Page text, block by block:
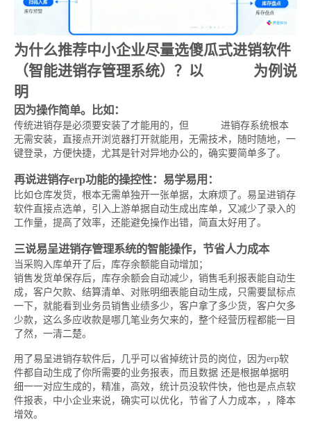
为什么推荐中小企业尽量选傻瓜式进销软件
（智能进销存管理系统）？以
为例说
明
因为操作简单。比如：
传统进销存是必须要安装了才能用的，但
进销存系统根本
无需安装，直接点开浏览器打开就能用，无需技术，随时随地，一
键登录，方便快捷，尤其是针对异地办公的，确实要简单多了。
再说进销存erp功能的操控性：易学易用：
比如仓库发货，根本无需单独开一张单据，太麻烦了。易呈进销存
软件直接点选单，引入上游单据自动生成出库单，又减少了录入的
工作量，提高了效率，还能避免操作出错，简直太好用了。
三说易呈进销存管理系统的智能操作，节省人力成本
当采购入库单开了后，库存余额能自动增加；
销售发货单保存后，库存余额会自动减少，销售毛利报表能自动生
成，客户欠款、结算清单、对账明细表能自动生成，只需要鼠标点
一下，就能看到业务员销售业绩多少，客户拿了多少货，客户欠多
少款，这么多应收款是哪几笔业务欠来的，整个经营历程都能一目
了然，一清二楚。
用了易呈进销存软件后，几乎可以省掉统计员的岗位，因为erp软
件都自动生成了你所需要的业务报表，而且数据 还是根据单据明
细一一对应生成的，精准，高效，统计员没软件快，他也是点点软
件报表，中小企业来说，确实可以优化，节省了人力成本，，降本
增效。